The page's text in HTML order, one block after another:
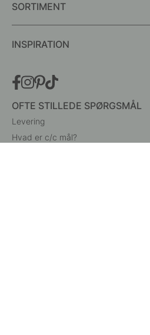
SORTIMENT
INSPIRATION
OFTE STILLEDE SPØRGSMÅL
Levering
Hvad er c/c mål?